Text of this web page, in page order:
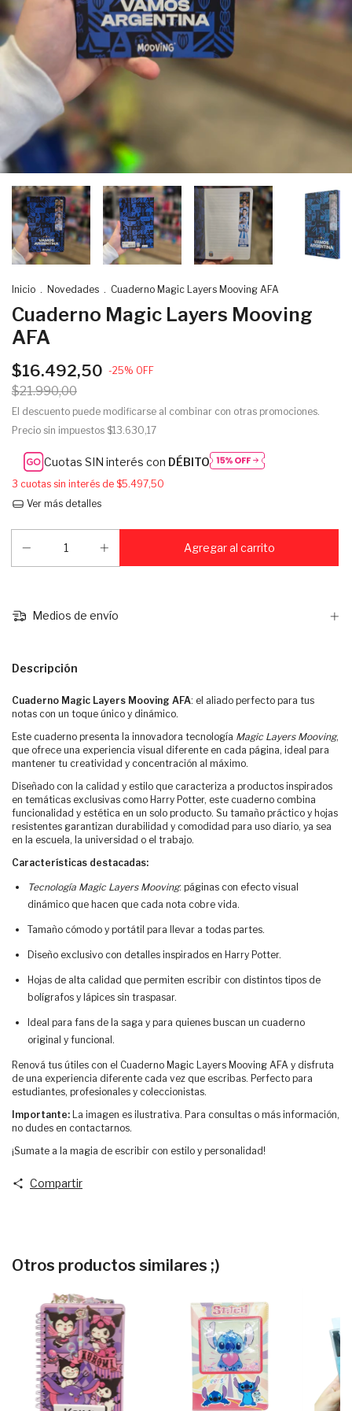
Inicio . Novedades . Cuaderno Magic Layers Mooving AFA
Cuaderno Magic Layers Mooving
AFA
$16.492,50 -25% OFF
$21.990,00
El descuento puede modificarse al combinar con otras promociones.
Precio sin impuestos $13.630,17
Cuotas SIN interés con DÉBITO
3 cuotas sin interés de $5.497,50
Ver más detalles
Medios de envío
Descripción
Cuaderno Magic Layers Mooving AFA: el aliado perfecto para tus
notas con un toque único y dinámico.
Este cuaderno presenta la innovadora tecnología Magic Layers Mooving,
que ofrece una experiencia visual diferente en cada página, ideal para
mantener tu creatividad y concentración al máximo.
Diseñado con la calidad y estilo que caracteriza a productos inspirados
en temáticas exclusivas como Harry Potter, este cuaderno combina
funcionalidad y estética en un solo producto. Su tamaño práctico y hojas
resistentes garantizan durabilidad y comodidad para uso diario, ya sea
en la escuela, la universidad o el trabajo.
Características destacadas:
Tecnología Magic Layers Mooving: páginas con efecto visual
dinámico que hacen que cada nota cobre vida.
Tamaño cómodo y portátil para llevar a todas partes.
Diseño exclusivo con detalles inspirados en Harry Potter.
Hojas de alta calidad que permiten escribir con distintos tipos de
bolígrafos y lápices sin traspasar.
Ideal para fans de la saga y para quienes buscan un cuaderno
original y funcional.
Renová tus útiles con el Cuaderno Magic Layers Mooving AFA y disfruta
de una experiencia diferente cada vez que escribas. Perfecto para
estudiantes, profesionales y coleccionistas.
Importante: La imagen es ilustrativa. Para consultas o más información,
no dudes en contactarnos.
¡Sumate a la magia de escribir con estilo y personalidad!
Compartir
Otros productos similares ;)